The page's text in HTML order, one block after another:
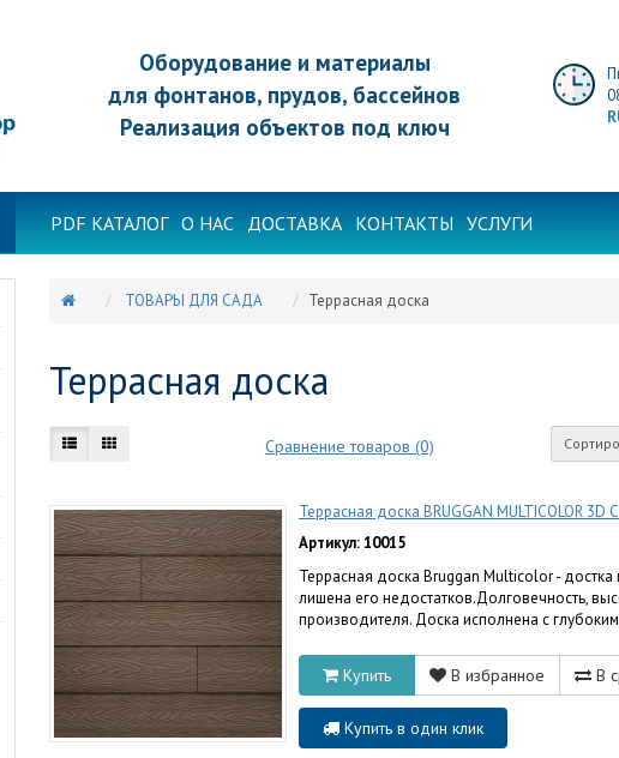
Оборудование и материалы
для фонтанов, прудов, бассейнов
Реализация объектов под ключ
PDF КАТАЛОГ О НАС ДОСТАВКА КОНТАКТЫ УСЛУГИ
ТОВАРЫ ДЛЯ САДА Террасная доска
Террасная доска
Сравнение товаров (0)
Террасная доска BRUGGAN MULTICOLOR 3D
Артикул: 10015
Террасная доска Bruggan Multicolor -
лишена его недостатков.Долговечность,
производителя. Доска исполнена с
Купить В избранное В
Купить в один клик